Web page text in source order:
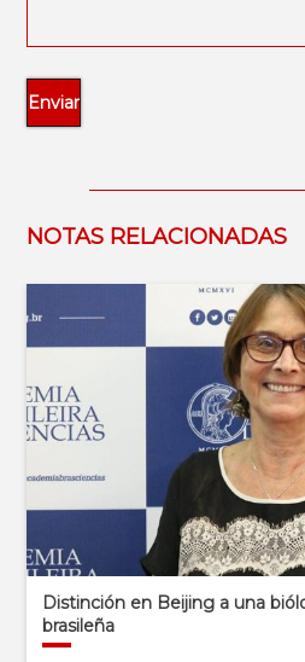
NOTAS RELACIONADAS
Distinción en Beijing a una
brasileña